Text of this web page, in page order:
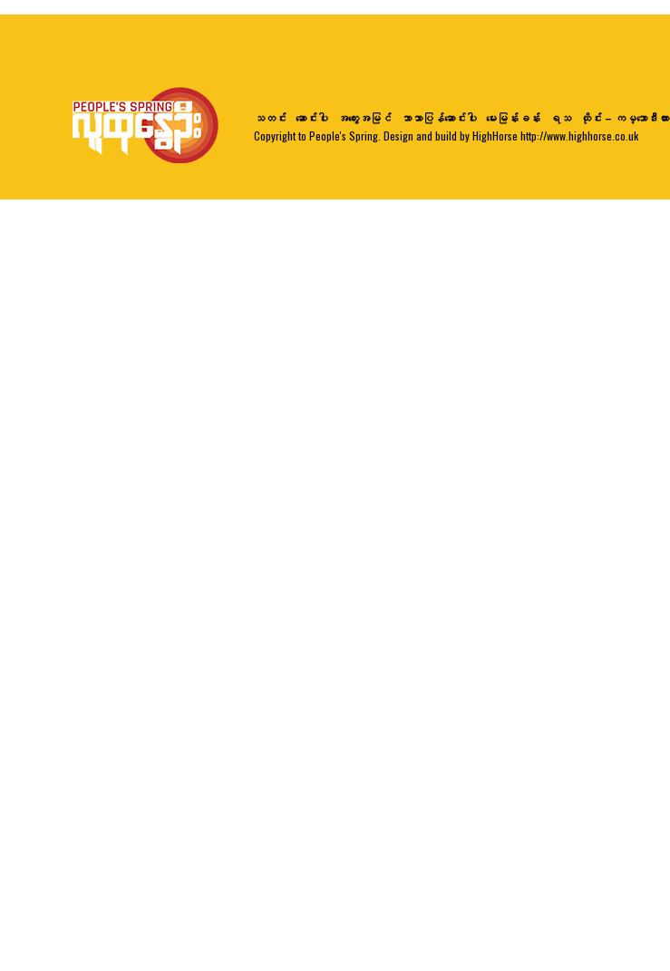
သတင်း ဆောင်းပါး အတွေးအမြင် ဘာသာပြန်ဆောင်းပါး မေးမြန်းခန်း ရသ
ထိုင်း – ကမ္ဘောဒီးယား
Copyright to People's Spring. Design and build by HighHorse http://www.highhorse.co.uk